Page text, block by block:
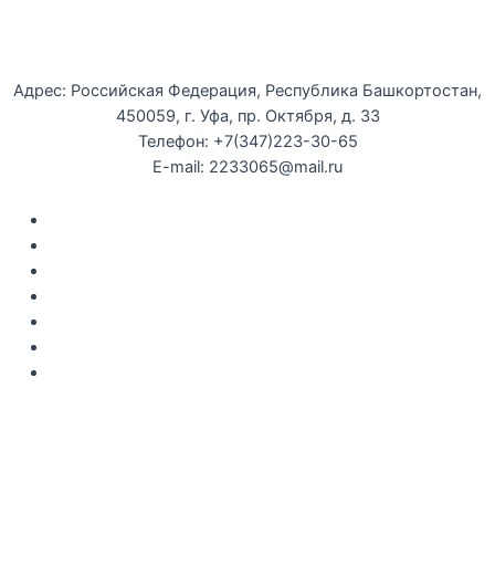
Адрес: Российская Федерация, Республика Башкортостан,
450059, г. Уфа, пр. Октября, д. 33
Телефон: +7(347)223-30-65
E-mail: 2233065@mail.ru